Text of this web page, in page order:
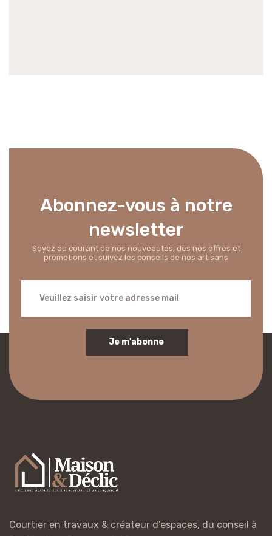
Abonnez-vous à notre
newsletter
Soyez au courant de nos nouveautés, des nos offres et
promotions et suivez les conseils de nos artisans
Je m'abonne
Courtier en travaux & créateur d’espaces, du conseil à